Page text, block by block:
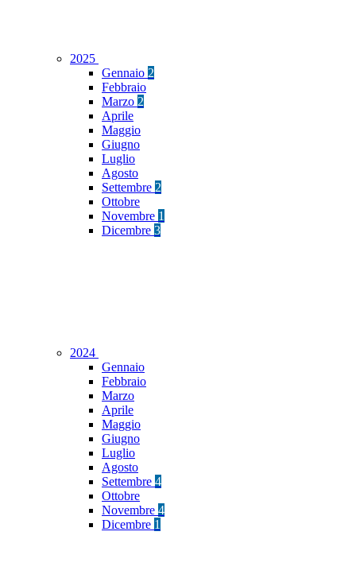
2025
Gennaio 2
Febbraio
Marzo 2
Aprile
Maggio
Giugno
Luglio
Agosto
Settembre 2
Ottobre
Novembre 1
Dicembre 3
2024
Gennaio
Febbraio
Marzo
Aprile
Maggio
Giugno
Luglio
Agosto
Settembre 4
Ottobre
Novembre 4
Dicembre 1